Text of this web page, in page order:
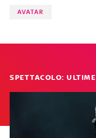
AVATAR
SPETTACOLO: